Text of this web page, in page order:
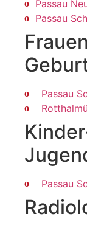
Passau
Passau
Passau
Passau